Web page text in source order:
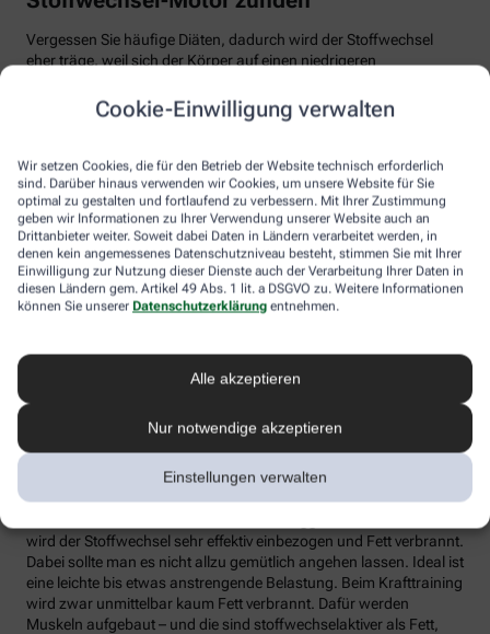
Cookie-Einwilligung verwalten
Wir setzen Cookies, die für den Betrieb der Website technisch erforderlich
sind. Darüber hinaus verwenden wir Cookies, um unsere Website für Sie
optimal zu gestalten und fortlaufend zu verbessern. Mit Ihrer Zustimmung
geben wir Informationen zu Ihrer Verwendung unserer Website auch an
Drittanbieter weiter. Soweit dabei Daten in Ländern verarbeitet werden, in
denen kein angemessenes Datenschutzniveau besteht, stimmen Sie mit Ihrer
Einwilligung zur Nutzung dieser Dienste auch der Verarbeitung Ihrer Daten in
diesen Ländern gem. Artikel 49 Abs. 1 lit. a DSGVO zu. Weitere Informationen
können Sie unserer Datenschutzerklärung entnehmen.
Alle akzeptieren
Nur notwendige akzeptieren
Einstellungen verwalten
Vergessen Sie häufige Diäten, dadurch wird der Stoffwechsel
eher träge, weil sich der Körper auf einen niedrigeren
vom Speiseplan gestrichen werden. Studien zeigen, dass der
Körper bei der Verarbeitung von hochverarbeiteten Lebensmitteln
Tim Hollstein rät zu einer proteinreichen Ernährung (Vorsicht bei
Vorerkrankungen wie Nierenleiden!). Denn Proteine sind nicht nur
gut für den Muskelaufbau, der Körper benötigt auch viel Energie,
um Eiweiß abzubauen. Das regt den Stoffwechsel an. Proteine
stecken vor allem in magerem Fleisch, Fisch und Milchprodukten
wie Quark und Skyr. Auch sogenannte thermogene Lebensmittel
wie Chilis oder Ingwer können das braune Fettgewebe aktivieren
In Bewegung kommen
Der richtige Mix macht’s
Ohne regelmäßige Bewegung purzeln die Pfunde meistens nicht.
Besonders Ausdauersport kann laut Forschern die Umwandlung
von weißen Fettzellen in braunes Fett begünstigen und dessen
wird der Stoffwechsel sehr effektiv einbezogen und Fett verbrannt.
Dabei sollte man es nicht allzu gemütlich angehen lassen. Ideal ist
eine leichte bis etwas anstrengende Belastung. Beim Krafttraining
wird zwar unmittelbar kaum Fett verbrannt. Dafür werden
Muskeln aufgebaut – und die sind stoffwechselaktiver als Fett,